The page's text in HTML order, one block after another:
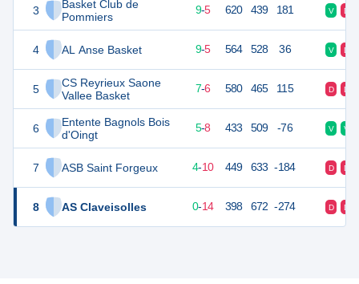
3
Basket Club de
Pommiers
4 AL Anse Basket
5
CS Reyrieux Saone
Vallee Basket
6
Entente Bagnols Bois
d'Oingt
7 ASB Saint Forgeux
8 AS Claveisolles
9-5 620 439 181 V D
23 9-5 564 528 36 V D
20 7-6 580 465 115 D D
18 13 5-8 433 509 -76 V V
18 4-10 449 633 -184 D D
14 0-14 398 672 -274 D D